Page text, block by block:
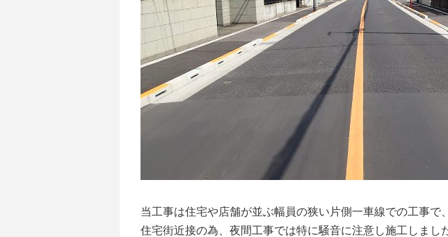
当工事は住宅や店舗が並ぶ幅員の狭い片側一車線での工事で
住宅街近接の為、夜間工事では特に騒音に注意し施工しまし